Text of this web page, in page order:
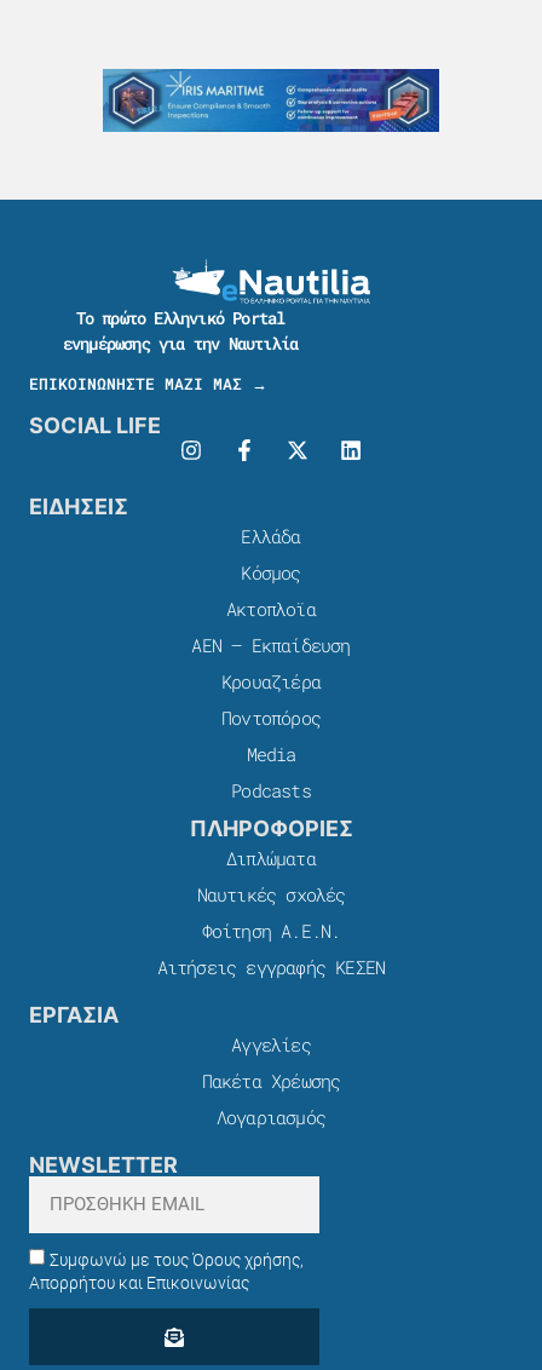
Το πρώτο Ελληνικό Portal
ενημέρωσης για την Ναυτιλία
ΕΠΙΚΟΙΝΩΝΗΣΤΕ ΜΑΖΙ ΜΑΣ →
SOCIAL LIFE
ΕΙΔΗΣΕΙΣ
Ελλάδα
Κόσμος
Ακτοπλοϊα
ΑΕΝ – Εκπαίδευση
Κρουαζιέρα
Ποντοπόρος
Media
Podcasts
ΠΛΗΡΟΦΟΡΙΕΣ
Διπλώματα
Ναυτικές σχολές
Φοίτηση Α.Ε.Ν.
Αιτήσεις εγγραφής ΚΕΣΕΝ
ΕΡΓΑΣΙΑ
Αγγελίες
Πακέτα Χρέωσης​
Λογαριασμός
NEWSLETTER
Συμφωνώ με τους Όρους χρήσης,
Απορρήτου και Επικοινωνίας